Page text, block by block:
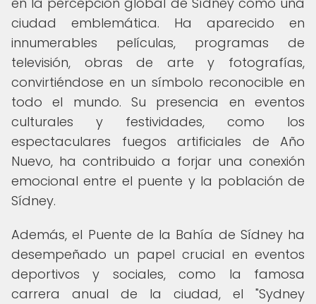
ciudad emblemática. Ha aparecido en
innumerables películas, programas de
televisión, obras de arte y fotografías,
convirtiéndose en un símbolo reconocible en
todo el mundo. Su presencia en eventos
culturales y festividades, como los
espectaculares fuegos artificiales de Año
Nuevo, ha contribuido a forjar una conexión
emocional entre el puente y la población de
Sídney.
Además, el Puente de la Bahía de Sídney ha
desempeñado un papel crucial en eventos
deportivos y sociales, como la famosa
carrera anual de la ciudad, el "Sydney